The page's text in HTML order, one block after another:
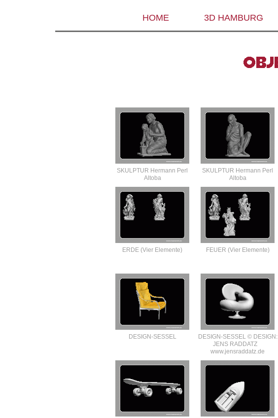
HOME 3D HAMBURG
SKULPTUR Hermann Perl
Altoba
SKULPTUR Hermann Perl
Altoba
ERDE (Vier Elemente) FEUER (Vier Elemente)
DESIGN-SESSEL
DESIGN-SESSEL © DESIGN:
JENS RADDATZ
www.jensraddatz.de